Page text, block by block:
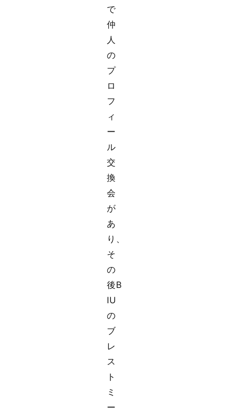
で
仲
人
の
プ
ロ
フ
ィ
ー
ル
交
換
会
が
あ
り、
そ
の
後B
IU
の
ブ
レ
ス
ト
ミ
ー